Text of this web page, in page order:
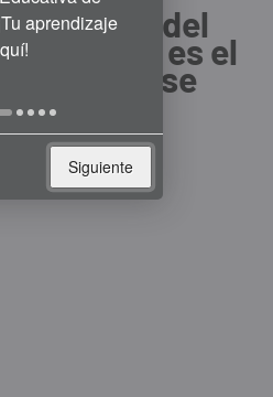
del
sentir es el
cuidarse
Siguiente